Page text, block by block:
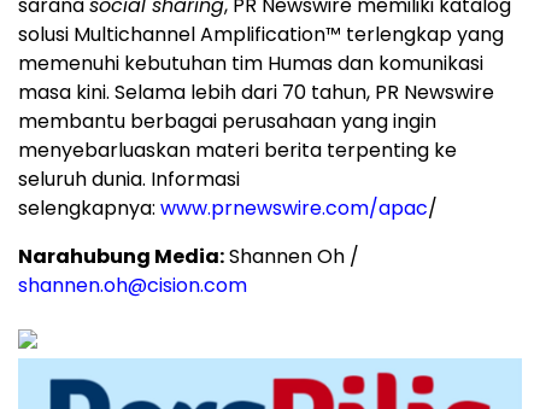
saranasocial sharing, PR Newswire memiliki katalog
solusi Multichannel Amplification™ terlengkap yang
memenuhi kebutuhan tim Humas dan komunikasi
masa kini. Selama lebih dari 70 tahun, PR Newswire
membantu berbagai perusahaan yang ingin
menyebarluaskan materi berita terpenting ke
seluruh dunia. Informasi
selengkapnya: www.prnewswire.com/apac/
Narahubung Media:Shannen Oh /
shannen.oh@cision.com